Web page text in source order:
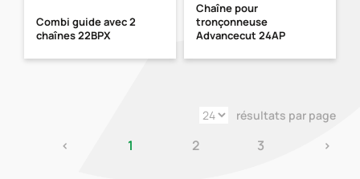
Combi guide avec 2
chaînes 22BPX
Chaîne pour
tronçonneuse
Advancecut 24AP
résultats par page
‹ 1 2 3 ›